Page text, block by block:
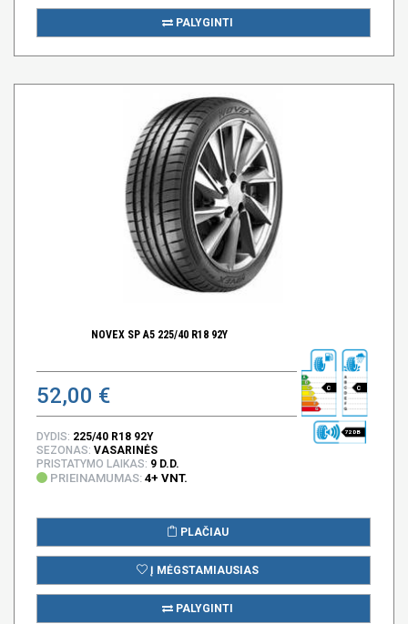
PALYGINTI
NOVEX SP A5 225/40 R18 92Y
52,00 € C C
72 DB
DYDIS: 225/40 R18 92Y
SEZONAS: VASARINĖS
PRISTATYMO LAIKAS: 9 D.D.
PRIEINAMUMAS: 4+ VNT.
PLAČIAU
Į MĖGSTAMIAUSIAS
PALYGINTI